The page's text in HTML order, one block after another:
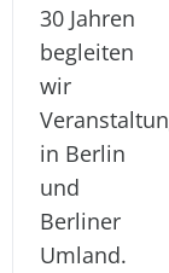
30 Jahren
begleiten
wir
in Berlin
und
Berliner
Umland.